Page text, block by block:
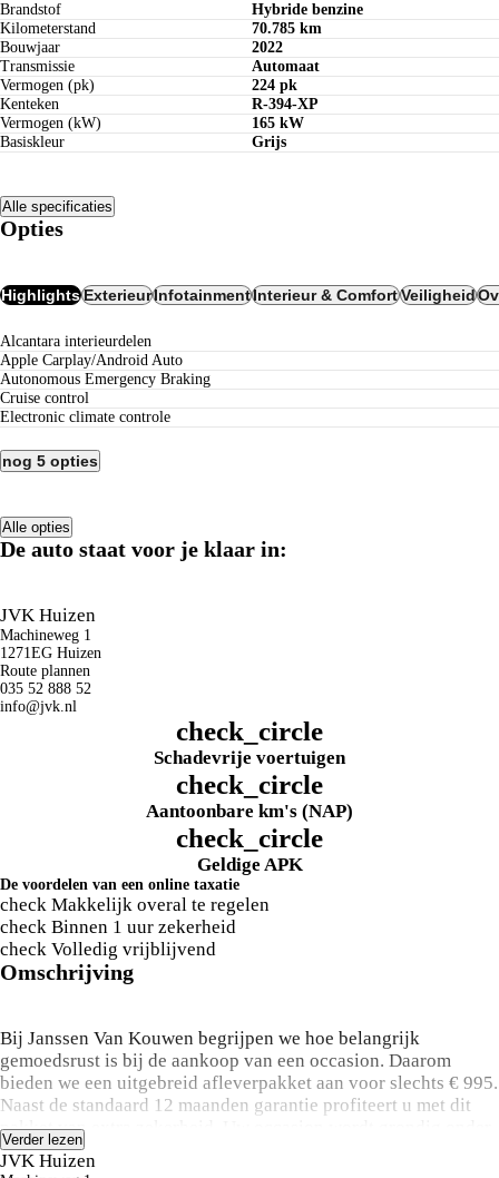
Whatsapp ons
Brandstof
Hybride benzine
Kilometerstand
70.785 km
Bouwjaar
2022
Transmissie
Automaat
Vermogen (pk)
224 pk
Kenteken
R-394-XP
Vermogen (kW)
165 kW
Basiskleur
Grijs
Alle specificaties
Opties
HighlightsExterieurInfotainmentInterieur & ComfortVeiligheid
alcantara interieurdelen
Apple Carplay/Android Auto
Autonomous Emergency Braking
cruise control
electronic climate controle
nog 5 opties
Alle opties
De auto staat voor je klaar in:
JVK Huizen
Machineweg 1
1271EG Huizen
Route plannen
035 52 888 52
info@jvk.nl
check_circle
Schadevrije voertuigen
check_circle
Aantoonbare km's (NAP)
check_circle
Geldige APK
De voordelen van een online taxatie
check Makkelijk overal te regelen
check Binnen 1 uur zekerheid
check Volledig vrijblijvend
Omschrijving
Bij Janssen Van Kouwen begrijpen we hoe belangrijk
gemoedsrust is bij de aankoop van een occasion. Daarom
bieden we een uitgebreid afleverpakket aan voor slechts € 995.
Naast de standaard 12 maanden garantie profiteert u met dit
pakket van extra zekerheid. Uw occasion wordt grondig onder
handen genomen met een uitgebreide onderhoudsbeurt, 12
maanden overdraagbare garantie, pechhulp in heel Europa,
Verder lezen
JVK Huizen